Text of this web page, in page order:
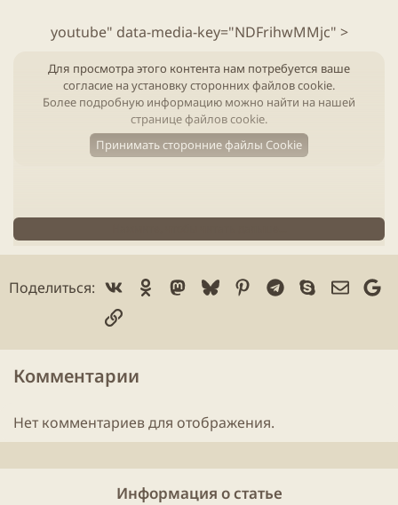
youtube" data-media-key="NDFrihwMMjc" >
Для просмотра этого контента нам потребуется ваше
согласие на установку сторонних файлов cookie.
Более подробную информацию можно найти на нашей
странице файлов cookie.
Принимать сторонние файлы Cookie
Кстати говоря стоимость игрыповышают, уже $54
нужно закинуть в копилку к уже имеющимся там
Поделиться: Vk Ok Mastodon
BlueskyPinterest
Telegram
Skype
Ссылка
Комментарии
Нет комментариев для отображения.
Информация о статье